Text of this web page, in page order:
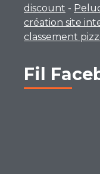
discount -
création site
classement
Fil